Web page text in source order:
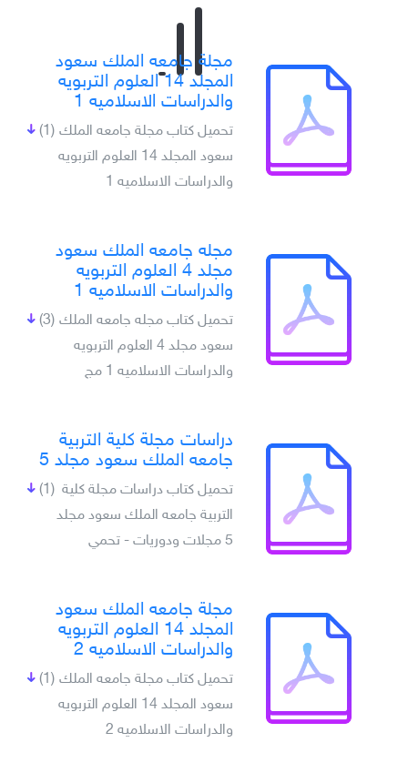
مجلة جامعه الملك سعود
المجلد 14 العلوم التربويه
والدراسات الاسلاميه 1
(1) تحميل كتاب مجلة جامعه الملك
سعود المجلد 14 العلوم التربويه
والدراسات الاسلاميه 1
مجله جامعه الملك سعود
مجلد 4 العلوم التربويه
والدراسات الاسلاميه 1
(3) تحميل كتاب مجله جامعه الملك
سعود مجلد 4 العلوم التربويه
والدراسات الاسلاميه 1 مج
دراسات مجلة كلية التربية
جامعه الملك سعود مجلد 5
(1) تحميل كتاب دراسات مجلة كلية
التربية جامعه الملك سعود مجلد
5 مجلات ودوريات - تحمي
مجلة جامعه الملك سعود
المجلد 14 العلوم التربويه
والدراسات الاسلاميه 2
(1) تحميل كتاب مجلة جامعه الملك
سعود المجلد 14 العلوم التربويه
والدراسات الاسلاميه 2